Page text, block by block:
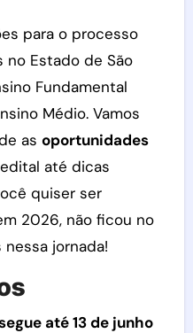
Estado de São
Fundamental
Médio. Vamos
as oportunidades
até dicas
quiser ser
2026, não ficou no
jornada!
até 13 de junho